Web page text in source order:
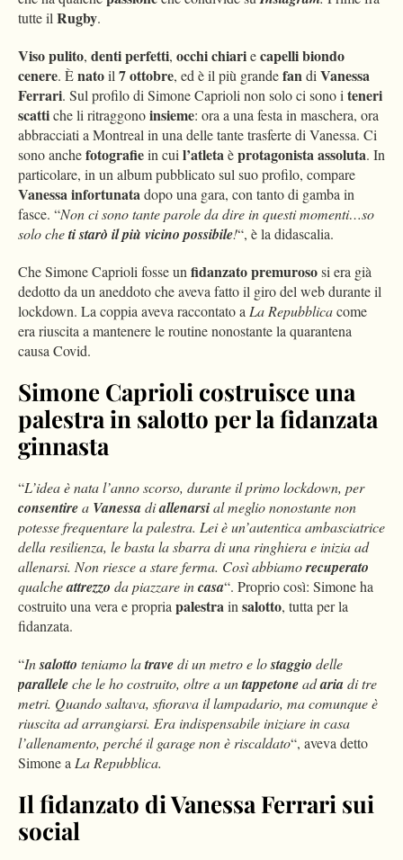
tutte il Rugby.
Visopulito, dentiperfetti, occhichiariecapellibiondo
cenere. Ènatoil 7ottobre, ed è il più grandefandi Vanessa
Ferrari. Sul profilo di Simone Caprioli non solo ci sono i teneri
scattiche li ritraggonoinsieme: ora a una festa in maschera, ora
abbracciati a Montreal in una delle tante trasferte di Vanessa. Ci
sono anchefotografiein cui l’atletaèprotagonistaassoluta. In
particolare, in un album pubblicato sul suo profilo, compare
Vanessainfortunatadopo una gara, con tanto di gamba in
fasce. “Non ci sono tante parole da dire in questi momenti…so
solo chetistarò il più vicino possibile!“, è la didascalia.
Che Simone Caprioli fosse un fidanzatopremurososi era già
dedotto da un aneddoto che aveva fatto il giro del web durante il
lockdown. La coppia aveva raccontato a La Repubblicacome
era riuscita a mantenere le routine nonostante la quarantena
causa Covid.
Simone Caprioli costruisce una
palestra in salotto per la fidanzata
ginnasta
“L’idea è nata l’anno scorso, durante il primo lockdown, per
consentirea Vanessadiallenarsial meglio nonostante non
potesse frequentare la palestra. Lei è un’autentica ambasciatrice
della resilienza, le basta la sbarra di una ringhiera e inizia ad
allenarsi. Non riesce a stare ferma. Così abbiamorecuperato
qualcheattrezzo da piazzare incasa“. Proprio così: Simone ha
costruito una vera e propria palestrain salotto, tutta per la
fidanzata.
“Insalotto teniamo latravedi un metro e lostaggio delle
paralleleche le ho costruito, oltre a untappetoneadariadi tre
metri. Quando saltava, sfiorava il lampadario, ma comunque è
riuscita ad arrangiarsi. Era indispensabile iniziare in casa
l’allenamento, perché il garage non è riscaldato“, aveva detto
Simone a La Repubblica.
Il fidanzato di Vanessa Ferrari sui
social